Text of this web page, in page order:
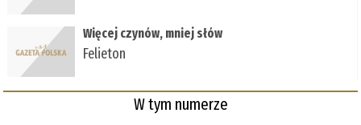
Więcej czynów, mniej słów
Felieton
W tym numerze